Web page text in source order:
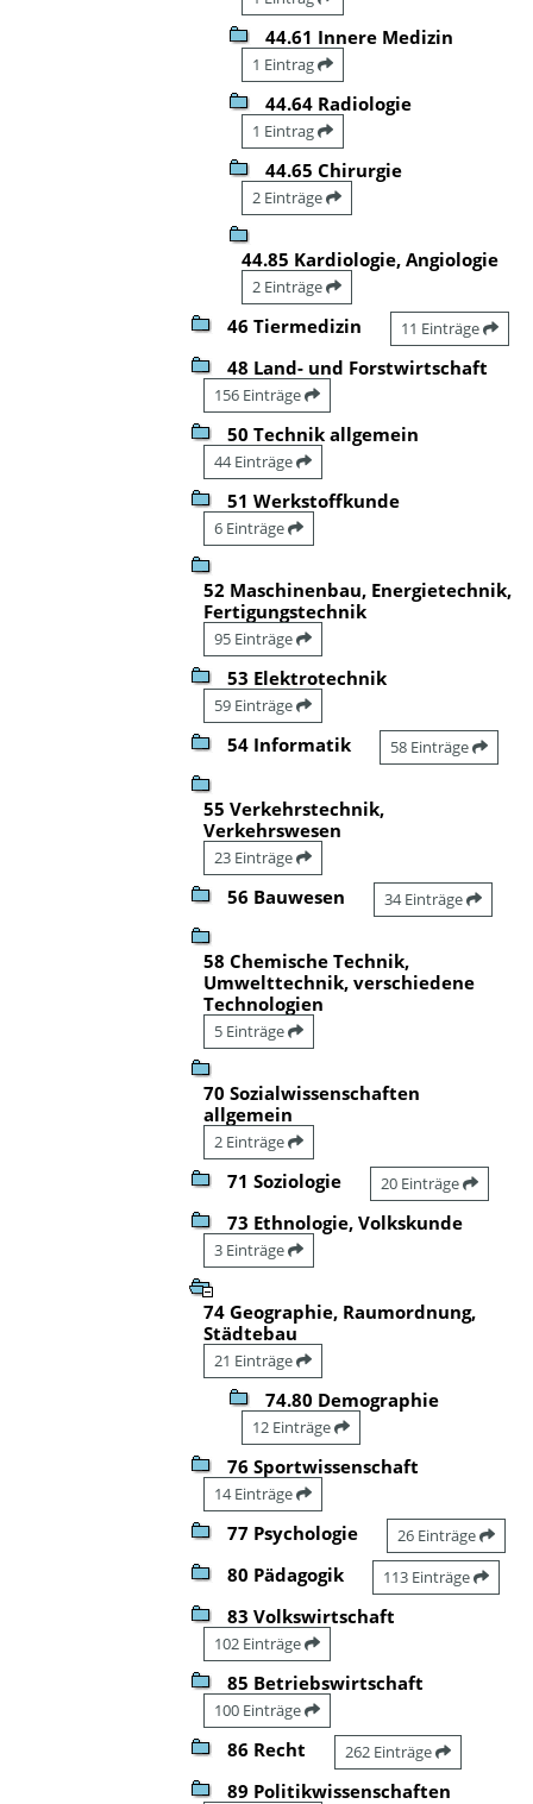
44.61 Innere Medizin
1 Eintrag
44.64 Radiologie
1 Eintrag
44.65 Chirurgie
2 Einträge
44.85 Kardiologie, Angiologie
2 Einträge
46 Tiermedizin 11 Einträge
48 Land- und Forstwirtschaft
156 Einträge
50 Technik allgemein
44 Einträge
51 Werkstoffkunde
6 Einträge
52 Maschinenbau, Energietechnik,
Fertigungstechnik
95 Einträge
53 Elektrotechnik
59 Einträge
54 Informatik 58 Einträge
55 Verkehrstechnik,
Verkehrswesen
23 Einträge
56 Bauwesen 34 Einträge
58 Chemische Technik,
Umwelttechnik, verschiedene
Technologien
5 Einträge
70 Sozialwissenschaften
allgemein
2 Einträge
71 Soziologie 20 Einträge
73 Ethnologie, Volkskunde
3 Einträge
74 Geographie, Raumordnung,
Städtebau
21 Einträge
74.80 Demographie
12 Einträge
76 Sportwissenschaft
14 Einträge
77 Psychologie 26 Einträge
80 Pädagogik 113 Einträge
83 Volkswirtschaft
102 Einträge
85 Betriebswirtschaft
100 Einträge
86 Recht 262 Einträge
89 Politikwissenschaften